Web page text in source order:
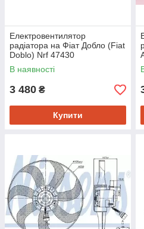
Електровентилятор
радіатора на Фіат Добло (Fiat
Doblo) Nrf 47430
В наявності
3 480 ₴
Купити